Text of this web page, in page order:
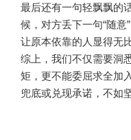
最后还有一句轻飘飘的
候，对方丢下一句“随
让原本依靠的人显得无
综上，我们不仅需要洞
矩，更不能委屈求全加
兜底或兑现承诺，不如